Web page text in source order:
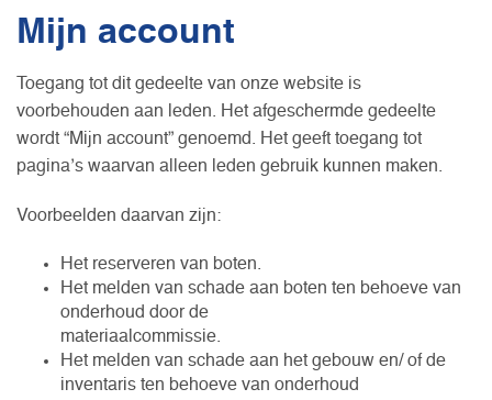
Mijn account
Toegang tot dit gedeelte van onze website is
voorbehouden aan leden. Het afgeschermde gedeelte
wordt “Mijn account” genoemd. Het geeft toegang tot
pagina’s waarvan alleen leden gebruik kunnen maken.
Voorbeelden daarvan zijn:
Het reserveren van boten.
Het melden van schade aan boten ten behoeve van
onderhoud door de
materiaalcommissie.
Het melden van schade aan het gebouw en/ of de
inventaris ten behoeve van onderhoud